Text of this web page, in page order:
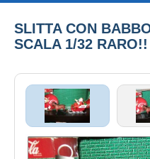
SLITTA CON
SCALA 1/32 RARO!!